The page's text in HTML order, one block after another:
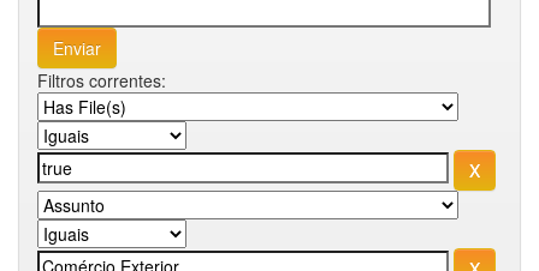
Filtros correntes: